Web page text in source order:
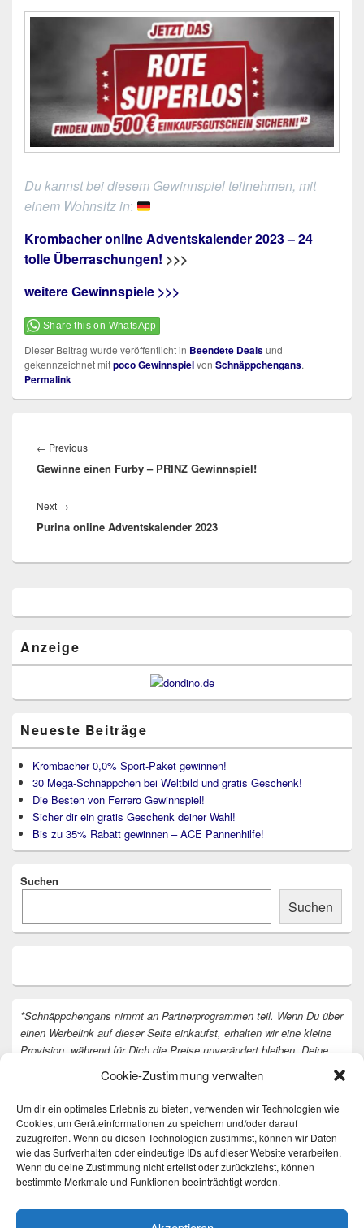
Cookie-Zustimmung verwalten
Um dir ein optimales Erlebnis zu bieten, verwenden wir Technologien wie
Cookies, um Geräteinformationen zu speichern und/oder darauf
zuzugreifen. Wenn du diesen Technologien zustimmst, können wir Daten
wie das Surfverhalten oder eindeutige IDs auf dieser Website verarbeiten.
Wenn du deine Zustimmung nicht erteilst oder zurückziehst, können
bestimmte Merkmale und Funktionen beeinträchtigt werden.
Du kannst bei diesem Gewinnspiel teilnehmen, mit
einem Wohnsitz in:
Krombacher online Adventskalender 2023 – 24
tolle Überraschungen! >>>
weitere Gewinnspiele >>>
Share this on WhatsApp
Dieser Beitrag wurde veröffentlicht in Beendete Dealsund
gekennzeichnet mitpoco Gewinnspielvon Schnäppchengans.
Permalink
← PreviousPrevious
post:
Gewinne einen Furby – PRINZ Gewinnspiel!
Next →
post:
Purina online Adventskalender 2023
Anzeige
Neueste Beiträge
Krombacher 0,0% Sport-Paket gewinnen!
30 Mega-Schnäppchen bei Weltbild und gratis Geschenk!
Die Besten von Ferrero Gewinnspiel!
Sicher dir ein gratis Geschenk deiner Wahl!
Bis zu 35% Rabatt gewinnen – ACE Pannenhilfe!
Suchen
Suchen
*Schnäppchengans nimmt an Partnerprogrammen teil. Wenn Du über
einen Werbelink auf dieser Seite einkaufst, erhalten wir eine kleine
Provision, während für Dich die Preise unverändert bleiben. Deine
Vielen Dank dafür!